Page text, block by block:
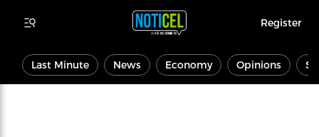
Register
Last Minute News Economy Opinions